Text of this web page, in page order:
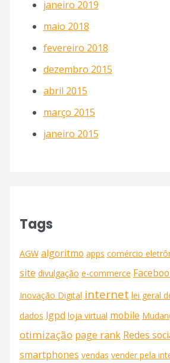
janeiro 2019
maio 2018
fevereiro 2018
dezembro 2015
abril 2015
março 2015
janeiro 2015
Tags
AGW algoritmo apps comércio
site divulgação e-commerce
Inovação Digital internet lei geral
dados lgpd loja virtual mobile
otimização page rank Redes
smartphones vendas vender pela